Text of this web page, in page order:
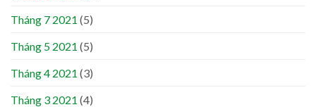
Tháng 7 2021 (5)
Tháng 5 2021 (5)
Tháng 4 2021 (3)
Tháng 3 2021 (4)